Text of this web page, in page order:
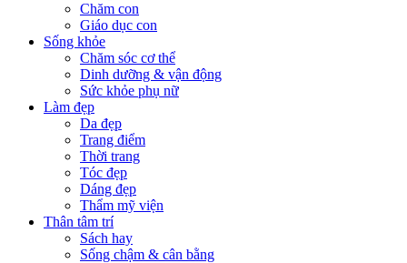
Chăm con
Giáo dục con
Sống khỏe
Chăm sóc cơ thể
Dinh dưỡng & vận động
Sức khỏe phụ nữ
Làm đẹp
Da đẹp
Trang điểm
Thời trang
Tóc đẹp
Dáng đẹp
Thẩm mỹ viện
Thân tâm trí
Sách hay
Sống chậm & cân bằng